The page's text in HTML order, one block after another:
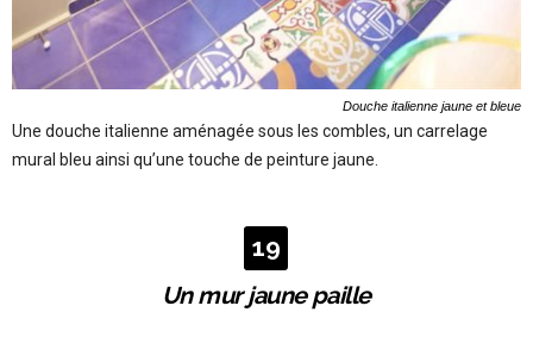
Douche italienne jaune et bleue
Une douche italienne aménagée sous les combles, un carrelage
mural bleu ainsi qu’une touche de peinture jaune.
19
Un mur jaune paille